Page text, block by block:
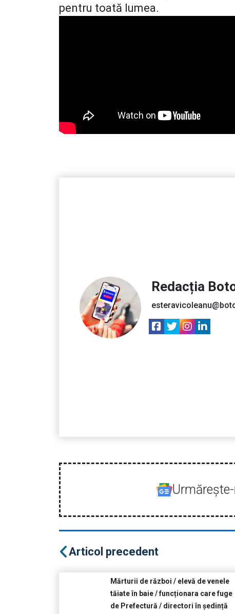
pentru toată lumea.
Redacția
Articol precedent
Mărturii de război / elevă de venele
tăiate în baie / funcționara care fuge
de Prefectură / directori în ședință